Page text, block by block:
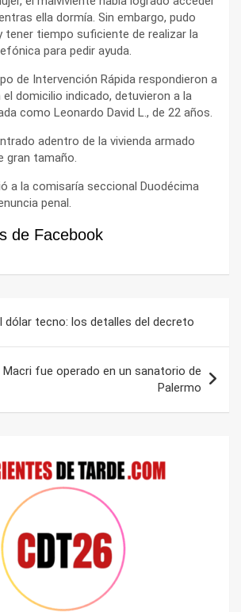
ella dormía. Sin embargo, pudo
tener tiempo suficiente de realizar la
para pedir ayuda.
de Intervención Rápida respondieron a
el domicilio indicado, detuvieron a la
como Leonardo David L., de 22 años.
adentro de la vivienda armado
gran tamaño.
a la comisaría seccional Duodécima
penal.
de Facebook
dólar tecno: los detalles del decreto
Macri fue operado en un sanatorio de
Palermo